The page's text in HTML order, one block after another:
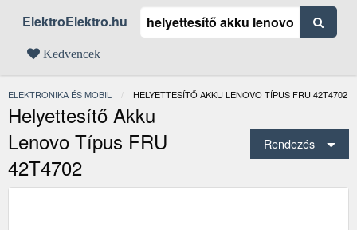
ElektroElektro.hu
Kedvencek
ELEKTRONIKA ÉS MOBIL JELENLEGI:
HELYETTESÍTŐ AKKU LENOVO TÍPUS FRU 42T4702
Helyettesítő Akku
Lenovo Típus FRU
42T4702
Rendezés